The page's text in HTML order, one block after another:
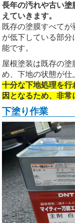
長年の汚れや古い
えていきます。
既存の塗膜すべて
が低下している部
能です。
屋根塗装は既存の
め、下地の状態が仕
十分な下地処理を
因となるため、非常
下塗り作業